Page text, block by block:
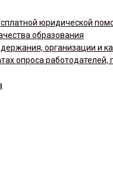
юридической
образования
организации и
опроса